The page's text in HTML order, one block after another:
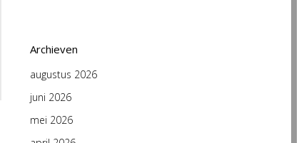
Archieven
augustus 2026
juni 2026
mei 2026